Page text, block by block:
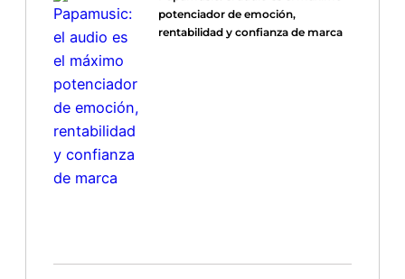
potenciador de emoción,
rentabilidad y confianza de marca